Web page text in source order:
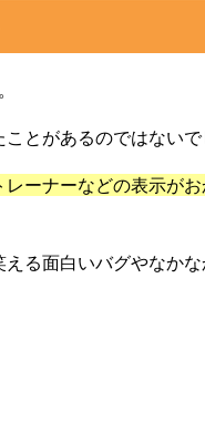
とがあるのではないで
レーナーなどの表示が
る面白いバグやなか